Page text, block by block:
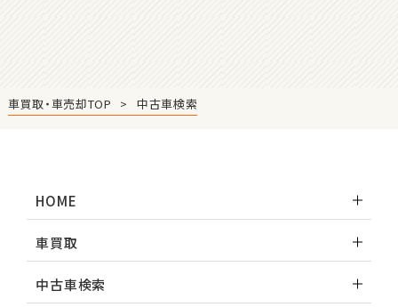
車買取・車売却TOP 中古車検索
HOME
車買取
中古車検索